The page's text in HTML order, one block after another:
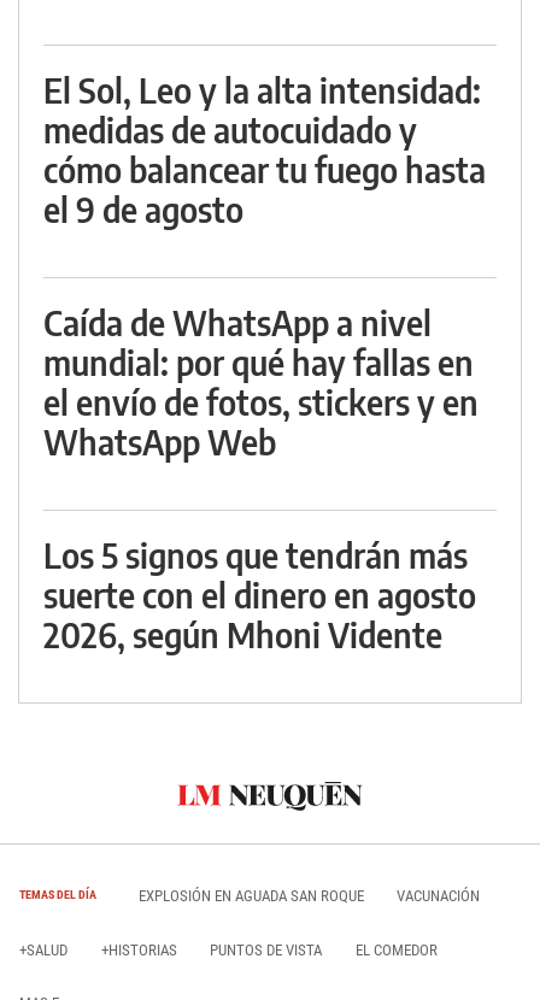
El Sol, Leo y la alta intensidad:
medidas de autocuidado y
cómo balancear tu fuego hasta
el 9 de agosto
Caída de WhatsApp a nivel
mundial: por qué hay fallas en
el envío de fotos, stickers y en
WhatsApp Web
Los 5 signos que tendrán más
suerte con el dinero en agosto
2026, según Mhoni Vidente
TEMAS DEL DÍA EXPLOSIÓN EN AGUADA SAN ROQUE VACUNACIÓN
+SALUD +HISTORIAS PUNTOS DE VISTA EL COMEDOR